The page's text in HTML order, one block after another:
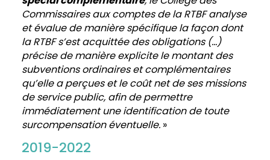
Commissaires aux comptes de la RTBF analyse
et évalue de manière spécifique la façon dont
la RTBF s’est acquittée des obligations (…)
précise de manière explicite le montant des
subventions ordinaires et complémentaires
qu’elle a perçues et le coût net de ses missions
de service public, afin de permettre
immédiatement une identification de toute
surcompensation éventuelle.»
2019-2022